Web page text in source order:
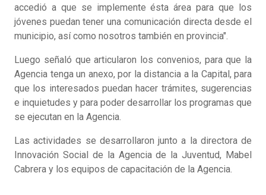
accedió a que se implemente ésta área para que los
jóvenes puedan tener una comunicación directa desde el
municipio, así como nosotros también en provincia".
Luego señaló que articularon los convenios, para que la
Agencia tenga un anexo, por la distancia a la Capital, para
que los interesados puedan hacer trámites, sugerencias
e inquietudes y para poder desarrollar los programas que
se ejecutan en la Agencia.
Las actividades se desarrollaron junto a la directora de
Innovación Social de la Agencia de la Juventud, Mabel
Cabrera y los equipos de capacitación de la Agencia.